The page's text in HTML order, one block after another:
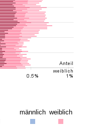
männlich weiblich